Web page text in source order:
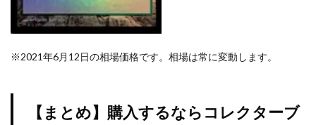
※2021年6月12日の相場価格です。相場は常に変動します。
【まとめ】購入するならコレクターブ